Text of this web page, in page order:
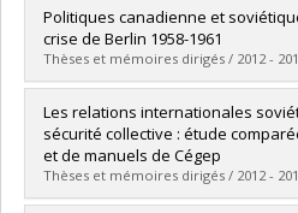
Graduate :Tortrat, Mathieu
Cycle :Master's
Grade :M.A.
Lien vers le document dans
Politiques canadienne et
crise de Berlin 1958-1961
Thèses et mémoires dirigés / 2012 -
Graduate :Rheault-Campeau,
Cycle :Master's
Grade :M.A.
Lien vers le document dans
Les relations internationales
sécurité collective : étude
et de manuels de Cégep
Thèses et mémoires dirigés / 2012 -